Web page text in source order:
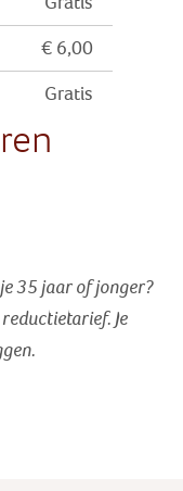
€ 6,00
Gratis
link
35 jaar of jonger?
reductietarief. Je